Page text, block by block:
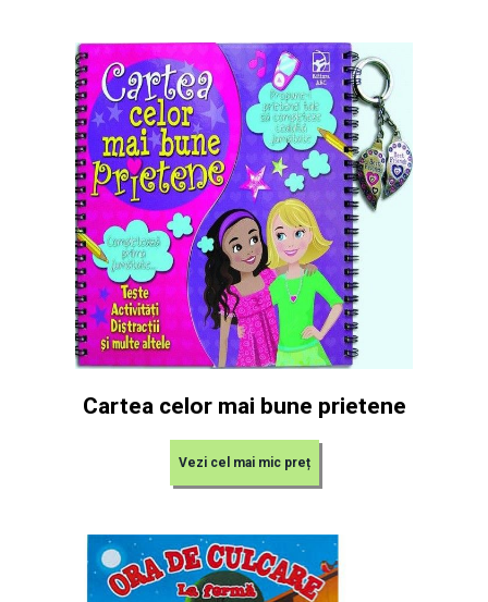
Cartea celor mai bune prietene
Vezi cel mai mic preț